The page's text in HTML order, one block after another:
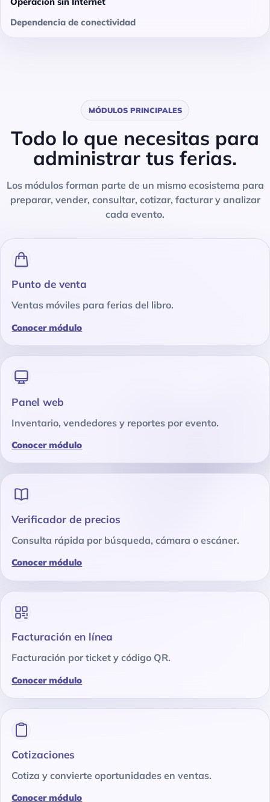
Dependencia de conectividad
MÓDULOS PRINCIPALES
Todo lo que necesitas para
administrar tus ferias.
Los módulos forman parte de un mismo ecosistema para
preparar, vender, consultar, cotizar, facturar y analizar
cada evento.
Punto de venta
Ventas móviles para ferias del libro.
Conocer módulo
Panel web
Inventario, vendedores y reportes por evento.
Conocer módulo
Verificador de precios
Consulta rápida por búsqueda, cámara o escáner.
Conocer módulo
Facturación en línea
Facturación por ticket y código QR.
Conocer módulo
Cotizaciones
Cotiza y convierte oportunidades en ventas.
Conocer módulo